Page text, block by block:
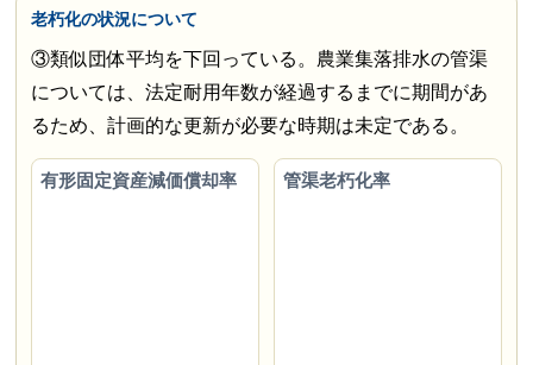
老朽化の状況について
③類似団体平均を下回っている。農業集落排水の管渠
については、法定耐用年数が経過するまでに期間があ
るため、計画的な更新が必要な時期は未定である。
有形固定資産減価償却率 管渠老朽化率